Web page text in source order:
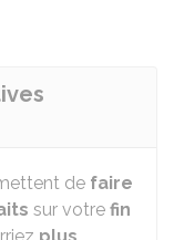
de faire
sur votre fin